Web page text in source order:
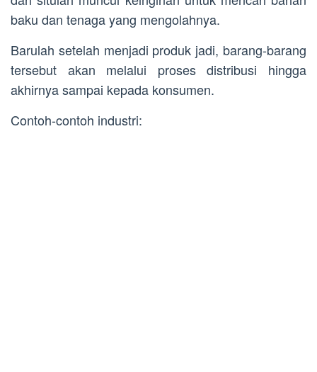
baku dan tenaga yang mengolahnya.
Barulah setelah menjadi produk jadi, barang-barang
tersebut akan melalui proses distribusi hingga
akhirnya sampai kepada konsumen.
Contoh-contoh industri: